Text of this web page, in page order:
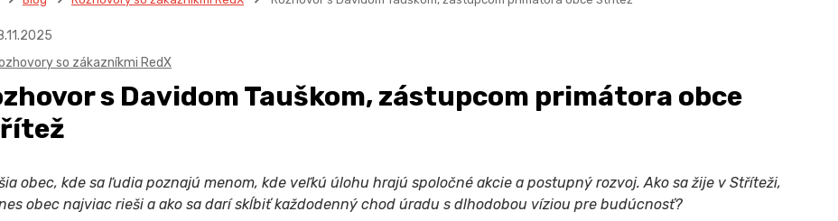
.11.2025
so zákazníkmi RedX
s Davidom Tauškom, zástupcom primátora obce
obec, kde sa ľudia poznajú menom, kde veľkú úlohu hrajú spoločné akcie a postupný rozvoj. Ako sa žije v Stříteži,
obec najviac rieši a ako sa darí skĺbiť každodenný chod úradu s dlhodobou víziou pre budúcnosť?